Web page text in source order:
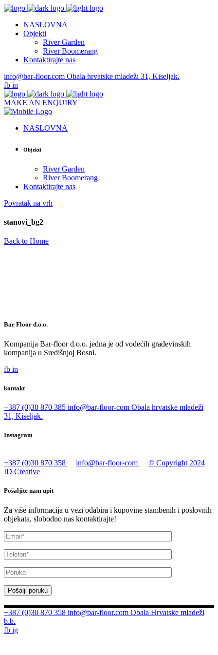
NASLOVNA
Objekti
River Garden
River Boomerang
Kontaktirajte nas
info@bar-floor.com Obala hrvatske mladeži 31, Kiseljak.
fb in
MAKE AN ENQUIRY
NASLOVNA
Objekti
River Garden
River Boomerang
Kontaktirajte nas
Povratak na vrh
stanovi_bg2
Back to Home
Bar Floor d.o.o.
Kompanija Bar-floor d.o.o. jedna je od vodećih građevinskih
kompanija u Središnjoj Bosni.
fb in
kontakt
+387 (0)30 870 385 info@bar-floor-com Obala hrvatske mladeži
31, Kiseljak.
Instagram
+387 (0)30 870 358 info@bar-floor-com
© Copyright 2024
ID Creative
Pošaljite nam upit
Za više informacija u vezi odabira i kupovine stambenih i poslovnih
objekata, slobodno nas kontaktirajte!
Pošalji poruku
+387 (0)30 870 358 info@bar-floor.com Obala Hrvatske mladeži
b.b.
fb ig